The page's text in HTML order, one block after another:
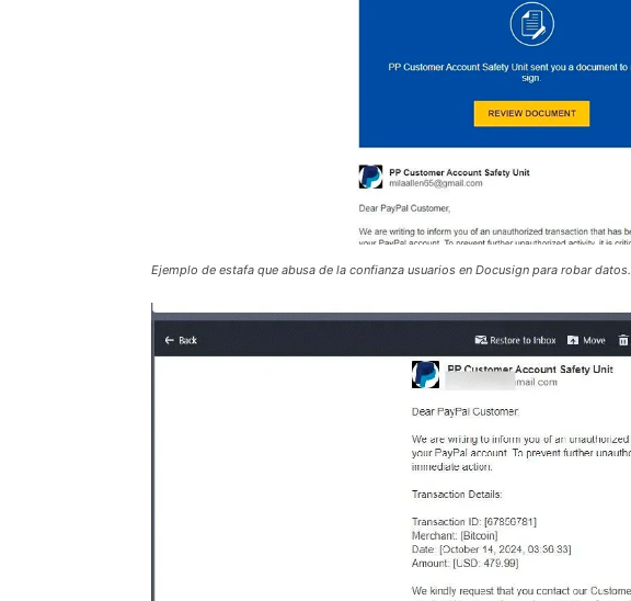
Ejemplo de estafa que abusa de la confianza usuarios en Docusign para robar datos.